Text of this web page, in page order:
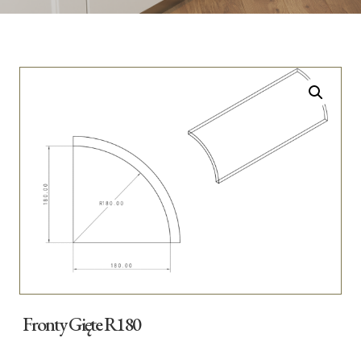
Fronty Gięte R180